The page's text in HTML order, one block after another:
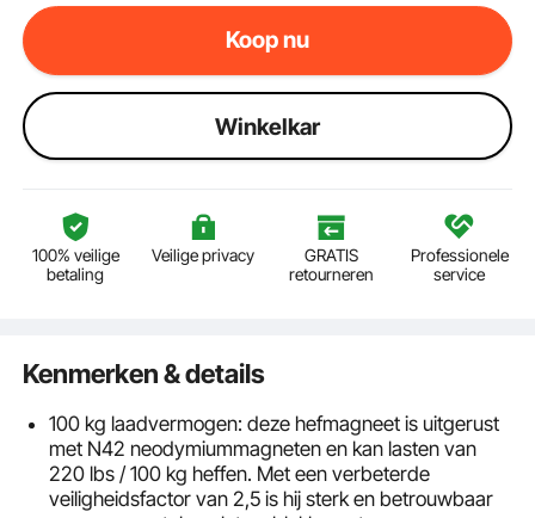
Koop nu
Winkelkar
100% veilige
betaling
Veilige privacy
GRATIS
retourneren
Professionele
service
Kenmerken & details
100 kg laadvermogen: deze hefmagneet is uitgerust
met N42 neodymiummagneten en kan lasten van
220 lbs / 100 kg heffen. Met een verbeterde
veiligheidsfactor van 2,5 is hij sterk en betrouwbaar